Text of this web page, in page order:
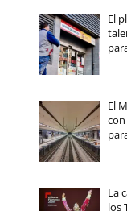
El
El
La
los